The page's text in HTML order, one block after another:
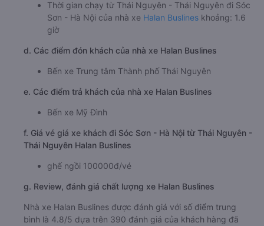
Thời gian chạy từ Thái Nguyên - Thái Nguyên đi Sóc
Sơn - Hà Nội của nhà xe Halan Buslines khoảng: 1.6
giờ
d. Các điểm đón khách của nhà xe Halan Buslines
Bến xe Trung tâm Thành phố Thái Nguyên
e. Các điểm trả khách của nhà xe Halan Buslines
Bến xe Mỹ Đình
f. Giá vé giá xe khách đi Sóc Sơn - Hà Nội từ Thái Nguyên -
Thái Nguyên Halan Buslines
ghế ngồi 100000đ/vé
g. Review, đánh giá chất lượng xe Halan Buslines
Nhà xe Halan Buslines được đánh giá với số điểm trung
bình là 4.8/5 dựa trên 390 đánh giá của khách hàng đã